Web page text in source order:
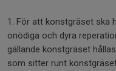
1. För att konstgräset ska
onödiga och dyra
gällande konstgräset
som sitter runt